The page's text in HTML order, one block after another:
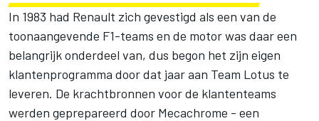
In 1983 had Renault zich gevestigd als een van de
toonaangevende F1-teams en de motor was daar een
belangrijk onderdeel van, dus begon het zijn eigen
klantenprogramma door dat jaar aan Team Lotus te
leveren. De krachtbronnen voor de klantenteams
werden geprepareerd door Mecachrome - een